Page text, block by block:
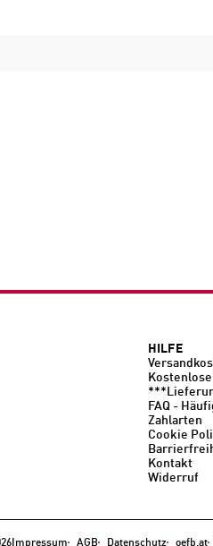
HILFE
FAQ -
Zahlarten
Cookie
Kontakt
Widerruf
Impressum AGB Datenschutz oefb.at